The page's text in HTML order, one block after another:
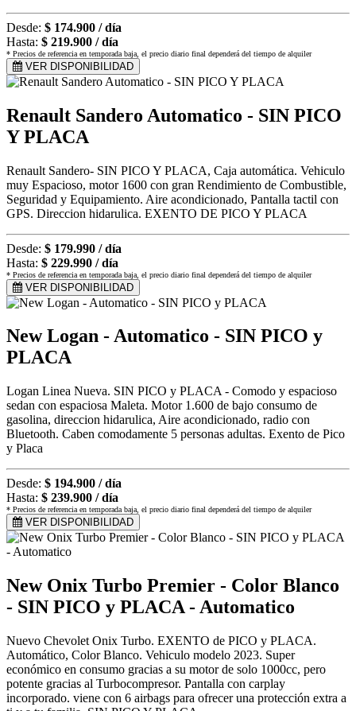
Desde: $ 174.900 / día
Hasta: $ 219.900 / día
* Precios de referencia en temporada baja, el precio diario final dependerá del tiempo de alquiler
VER DISPONIBILIDAD
Renault Sandero Automatico - SIN PICO
Y PLACA
Renault Sandero- SIN PICO Y PLACA, Caja automática. Vehiculo
muy Espacioso, motor 1600 con gran Rendimiento de Combustible,
Seguridad y Equipamiento. Aire acondicionado, Pantalla tactil con
GPS. Direccion hidarulica. EXENTO DE PICO Y PLACA
Desde: $ 179.990 / día
Hasta: $ 229.990 / día
* Precios de referencia en temporada baja, el precio diario final dependerá del tiempo de alquiler
VER DISPONIBILIDAD
New Logan - Automatico - SIN PICO y
PLACA
Logan Linea Nueva. SIN PICO y PLACA - Comodo y espacioso
sedan con espaciosa Maleta. Motor 1.600 de bajo consumo de
gasolina, direccion hidarulica, Aire acondicionado, radio con
Bluetooth. Caben comodamente 5 personas adultas. Exento de Pico
y Placa
Desde: $ 194.900 / día
Hasta: $ 239.900 / día
* Precios de referencia en temporada baja, el precio diario final dependerá del tiempo de alquiler
VER DISPONIBILIDAD
New Onix Turbo Premier - Color Blanco
- SIN PICO y PLACA - Automatico
Nuevo Chevolet Onix Turbo. EXENTO de PICO y PLACA.
Automático, Color Blanco. Vehiculo modelo 2023. Super
económico en consumo gracias a su motor de solo 1000cc, pero
potente gracias al Turbocompresor. Pantalla con carplay
incorporado. viene con 6 airbags para ofrecer una protección extra a